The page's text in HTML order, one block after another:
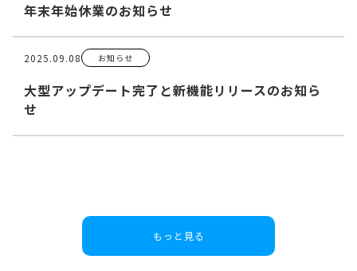
年末年始休業のお知らせ
2025.09.08 お知らせ
大型アップデート完了と新機能リリースのお知ら
せ
もっと見る